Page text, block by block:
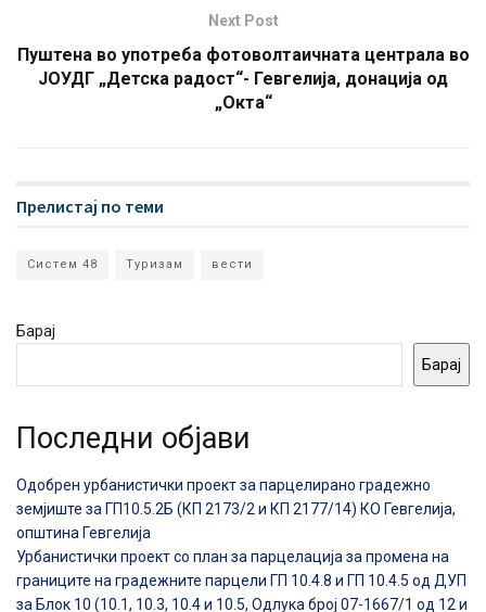
Next Post
Пуштена во употреба фотоволтаичната централа во
ЈОУДГ „Детска радост“- Гевгелија, донација од
„Окта“
Прелистај по теми
Систем 48 Туризам вести
Барај
Барај
Последни објави
Одобрен урбанистички проект за парцелирано градежно
земјиште за ГП10.5.2Б (КП 2173/2 и КП 2177/14) КО Гевгелија,
општина Гевгелија
Урбанистички проект со план за парцелација за промена на
границите на градежните парцели ГП 10.4.8 и ГП 10.4.5 од ДУП
за Блок 10 (10.1, 10.3, 10.4 и 10.5, Одлука број 07-1667/1 од 12 и